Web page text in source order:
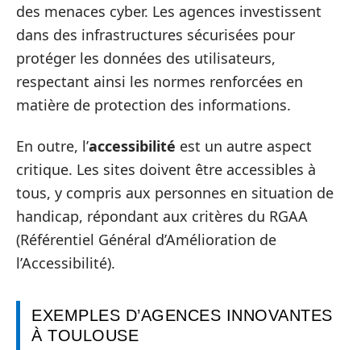
des menaces cyber. Les agences investissent
dans des infrastructures sécurisées pour
protéger les données des utilisateurs,
respectant ainsi les normes renforcées en
matière de protection des informations.
En outre, l’accessibilité est un autre aspect
critique. Les sites doivent être accessibles à
tous, y compris aux personnes en situation de
handicap, répondant aux critères du RGAA
(Référentiel Général d’Amélioration de
l’Accessibilité).
EXEMPLES D’AGENCES INNOVANTES
À TOULOUSE